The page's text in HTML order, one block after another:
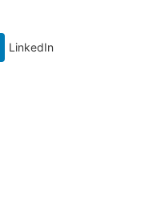
LinkedIn